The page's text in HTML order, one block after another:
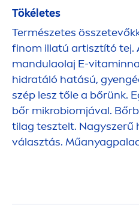
Tökéletes
Természetes
finom illatú artisztító tej.
mandulaolaj E-vitamin
hidratáló hatású,
szép lesz tőle a bőrünk.
bőr mikrobiomjával.
tilag tesztelt. Nagyszerű
választás.